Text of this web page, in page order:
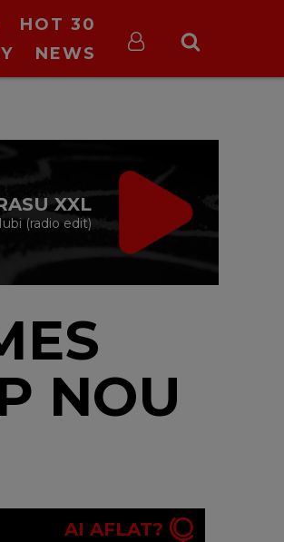
HOT 30
NEWS
RADIO
MUSIC
NOU
AI AFLAT?